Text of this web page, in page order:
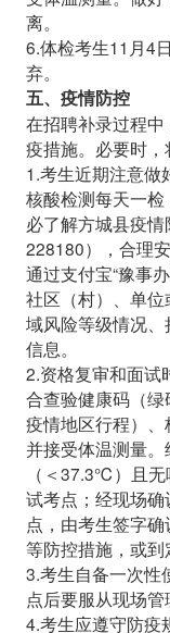
离。
6.体检考生11月4
弃。
五、疫情防控
在招聘补录过程
疫措施。必要时，
1.考生近期注意做
核酸检测每天一
必了解方城县疫
228180），合理
通过支付宝“豫事
社区（村）、单
域风险等级情况
信息。
2.资格复审和面试
合查验健康码（
疫情地区行程）、
并接受体温测量
（＜37.3℃）且
试考点；经现场
点，由考生签字
等防控措施，或到
3.考生自备一次性
点后要服从现场管
4.考生应遵守防疫